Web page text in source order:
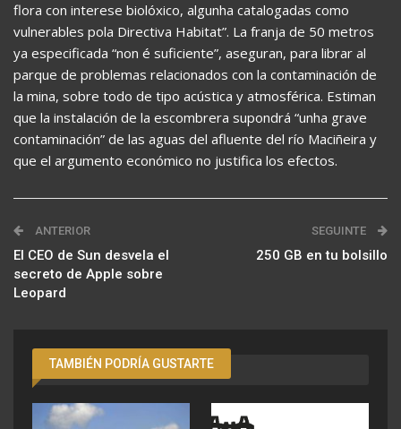
flora con interese biolóxico, algunha catalogadas como
vulnerables pola Directiva Habitat”. La franja de 50 metros
ya especificada “non é suficiente”, aseguran, para librar al
parque de problemas relacionados con la contaminación de
la mina, sobre todo de tipo acústica y atmosférica. Estiman
que la instalación de la escombrera supondrá “unha grave
contaminación” de las aguas del afluente del río Maciñeira y
que el argumento económico no justifica los efectos.
ANTERIOR
El CEO de Sun desvela el
secreto de Apple sobre
Leopard
SEGUINTE
250 GB en tu bolsillo
TAMBIÉN PODRÍA GUSTARTE